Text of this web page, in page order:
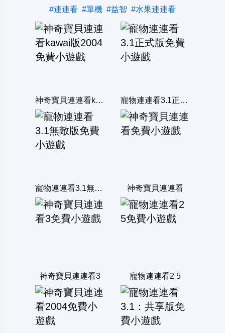
#連連看 #單機 #益智 #水果連連看
神奇寶貝連連看kawai版2004 寵物連連看3.1正式版
寵物連連看3.1無敵版 神奇寶貝連連看
神奇寶貝連連看3 寵物連連看2 5